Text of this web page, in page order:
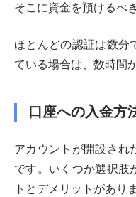
そこに資金を預けるべ
ほとんどの認証は数分
ている場合は、数時間
口座への入金方
アカウントが開設され
です。いくつか選択肢
トとデメリットがあり